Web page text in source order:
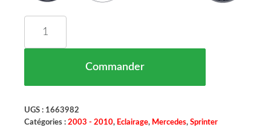
Commander
UGS : 1663982
Catégories : 2003 - 2010, Eclairage, Mercedes, Sprinter